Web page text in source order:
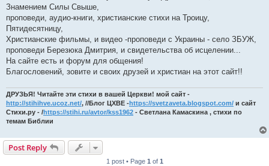
Знамением Силы Свыше,
проповеди, аудио-книги, христианские стихи на Троицу,
Пятидесятницу,
Христианские фильмы, и видео -проповеди с Украины - село ЗБУЖ,
проповеди Березюка Дмитрия, и свидетельства об исцелении...
На сайте есть и форум для общения!
Благословений, зовите и своих друзей и христиан на этот сайт!!
ДРУЗЬЯ! Читайте эти стихи в вашей Церкви! мой сайт -
http://stihihve.ucoz.net/, //Блог ЦХВЕ -https://svetzaveta.blogspot.com/ и сайт
Стихи.ру - /https://stihi.ru/avtor/kss1962 - Светлана Камаскина , стихи по
темам Библии
Post Reply
1 post • Page 1 of 1